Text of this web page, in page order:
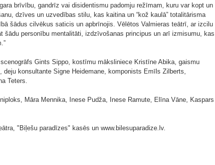
brīvību, gandrīz vai disidentismu padomju režīmam, kuru var kopt un
dzīves un uzvedības stilu, kas kaitina un “kož kaulā” totalitārisma
šādus cilvēkus saticis un apbrīnojis. Vēlētos Valmieras teātrī, ar izcilu
šādu personību mentalitāti, izdzīvošanas principus un arī izmisumu, kas
Gints Sippo, kostīmu māksliniece Kristīne Abika, gaismu
konsultante Signe Heidemane, komponists Emīls Zilberts,
Teters.
Māra Mennika, Inese Pudža, Inese Ramute, Elīna Vāne, Kaspars
"Biļešu paradīzes" kasēs un www.bilesuparadize.lv.